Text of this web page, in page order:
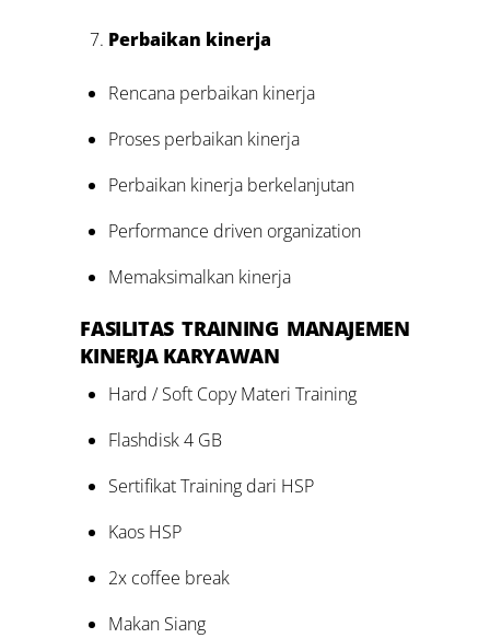
Perbaikan kinerja
Rencana perbaikan kinerja
Proses perbaikan kinerja
Perbaikan kinerja berkelanjutan
Performance driven organization
Memaksimalkan kinerja
FASILITASTRAINING MANAJEMEN
KINERJA KARYAWAN
Hard / Soft Copy Materi Training
Flashdisk 4 GB
Sertifikat Training dari HSP
Kaos HSP
2x coffee break
Makan Siang